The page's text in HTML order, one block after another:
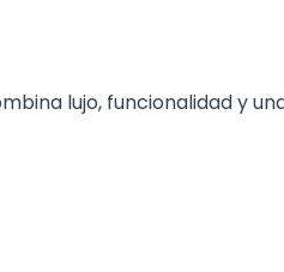
lujo, funcionalidad y